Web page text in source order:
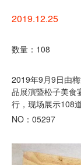
2019.12.25
数量：108
2019年9月9日由
品展演暨松子美食
行，现场展示108
NO：05297